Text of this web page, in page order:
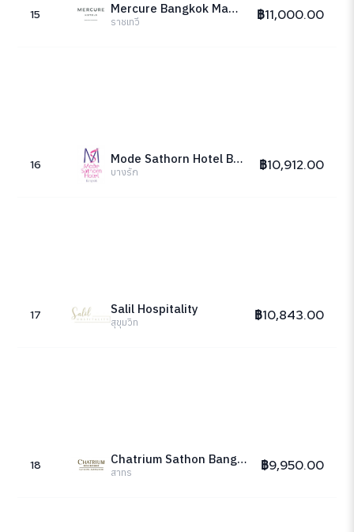
15 Mercure Bangkok Makkasan
ราชเทวี ฿11,000.00
16 Mode Sathorn Hotel Bangkok
บางรัก ฿10,912.00
17 Salil Hospitality
สุขุมวิท ฿10,843.00
18 Chatrium Sathon Bangkok
สาทร ฿9,950.00